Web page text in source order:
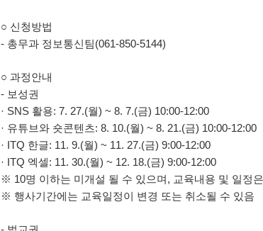
2026년「AI 디지털배움터」 교육 신청 안내
2026년 다자녀가정 가족사진 만들어주기 사업 신청
2026년 중동사태 어업용 면세유 유가연동보조금 지
2026년 보성 청년 네트워크 조성사업 모집 공고
2026년 조림지 풀베기사업 감리용역(2차)
지적기준점 성과 및 폐기 고시
○ 신청방법
- 총무과 정보통신팀(061-850-5144)
○ 과정안내
- 보성권
· SNS 활용: 7. 27.(월) ~ 8. 7.(금) 10:00-12:00
· 유튜브와 숏콘텐츠: 8. 10.(월) ~ 8. 21.(금) 10:00-12:00
· ITQ 한글: 11. 9.(월) ~ 11. 27.(금) 9:00-12:00
· ITQ 엑셀: 11. 30.(월) ~ 12. 18.(금) 9:00-12:00
※ 10명 이하는 미개설 될 수 있으며, 교육내용 및 일정
※ 행사기간에는 교육일정이 변경 또는 취소될 수 있음